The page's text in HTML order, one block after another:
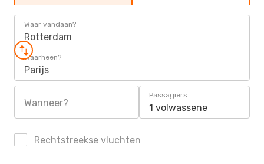
Waar vandaan?
Rotterdam
Waarheen?
Parijs
Wanneer?
Passagiers
1 volwassene
Rechtstreekse vluchten